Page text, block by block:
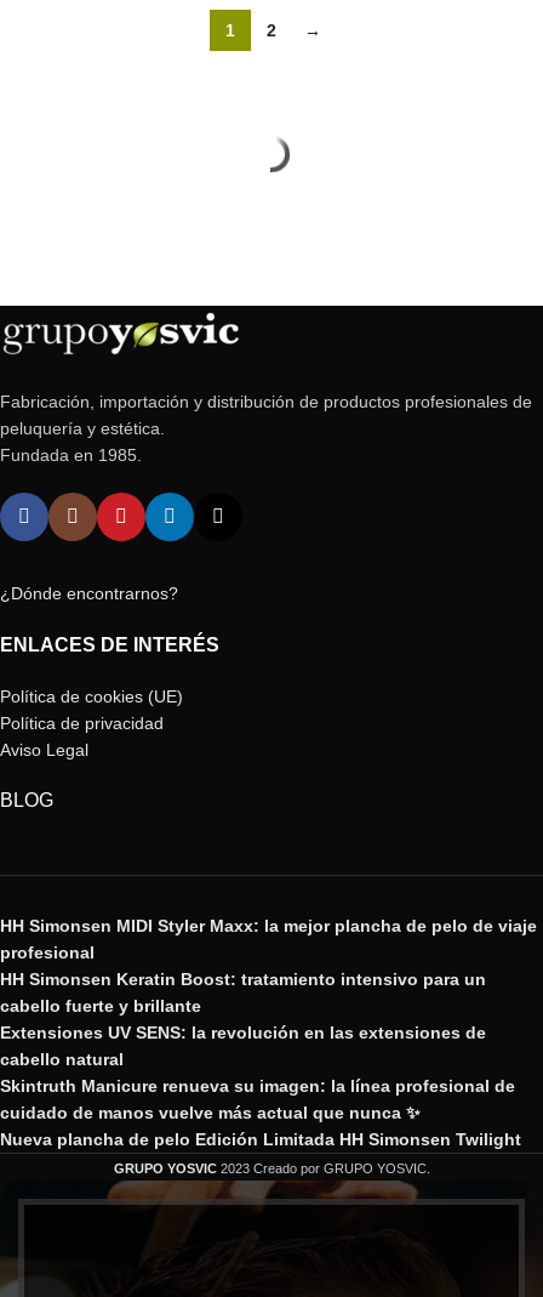
1 2 →
Fabricación, importación y distribución de productos profesionales de
peluquería y estética.
Fundada en 1985.
¿Dónde encontrarnos?
ENLACES DE INTERÉS
Política de cookies (UE)
Política de privacidad
Aviso Legal
BLOG
HH Simonsen MIDI Styler Maxx: la mejor plancha de pelo de viaje
profesional
HH Simonsen Keratin Boost: tratamiento intensivo para un
cabello fuerte y brillante
Extensiones UV SENS: la revolución en las extensiones de
cabello natural
Skintruth Manicure renueva su imagen: la línea profesional de
cuidado de manos vuelve más actual que nunca ✨
Nueva plancha de pelo Edición Limitada HH Simonsen Twilight
GRUPO YOSVIC 2023 Creado por GRUPO YOSVIC.